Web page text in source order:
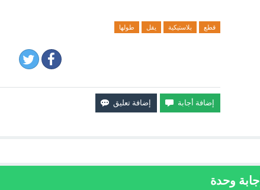
قطع بلاستيكية يقل طولها
إجابة وحدة